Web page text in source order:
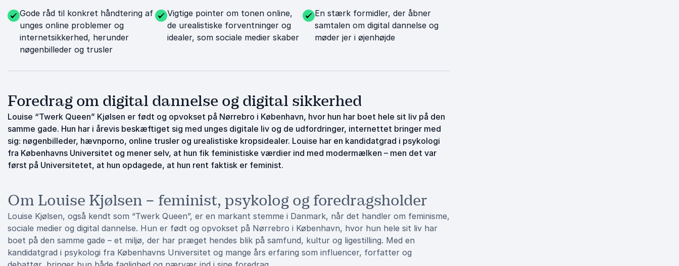
Gode råd til konkret håndtering af
unges online problemer og
internetsikkerhed, herunder
nøgenbilleder og trusler
Vigtige pointer om tonen online,
de urealistiske forventninger og
idealer, som sociale medier skaber
En stærk formidler, der åbner
samtalen om digital dannelse og
møder jer i øjenhøjde
Foredrag om digital dannelse og digital sikkerhed
Louise “Twerk Queen” Kjølsen er født og opvokset på Nørrebro i København, hvor hun har boet hele sit liv på den
samme gade. Hun har i årevis beskæftiget sig med unges digitale liv og de udfordringer, internettet bringer med
sig: nøgenbilleder, hævnporno, online trusler og urealistiske kropsidealer. Louise har en kandidatgrad i psykologi
fra Københavns Universitet og mener selv, at hun fik feministiske værdier ind med modermælken – men det var
først på Universitetet, at hun opdagede, at hun rent faktisk er feminist.
Om Louise Kjølsen – feminist, psykolog og foredragsholder
Louise Kjølsen, også kendt som “Twerk Queen”, er en markant stemme i Danmark, når det handler om feminisme,
sociale medier og digital dannelse. Hun er født og opvokset på Nørrebro i København, hvor hun hele sit liv har
boet på den samme gade – et miljø, der har præget hendes blik på samfund, kultur og ligestilling. Med en
kandidatgrad i psykologi fra Københavns Universitet og mange års erfaring som influencer, forfatter og